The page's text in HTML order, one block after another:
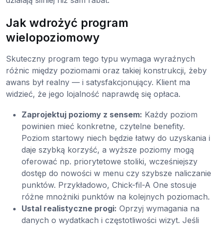
Jak wdrożyć program
wielopoziomowy
Skuteczny program tego typu wymaga wyraźnych
różnic między poziomami oraz takiej konstrukcji, żeby
awans był realny — i satysfakcjonujący. Klient ma
widzieć, że jego lojalność naprawdę się opłaca.
Zaprojektuj poziomy z sensem: Każdy poziom
powinien mieć konkretne, czytelne benefity.
Poziom startowy niech będzie łatwy do uzyskania i
daje szybką korzyść, a wyższe poziomy mogą
oferować np. priorytetowe stoliki, wcześniejszy
dostęp do nowości w menu czy szybsze naliczanie
punktów. Przykładowo, Chick-fil-A One stosuje
różne mnożniki punktów na kolejnych poziomach.
Ustal realistyczne progi: Oprzyj wymagania na
danych o wydatkach i częstotliwości wizyt. Jeśli